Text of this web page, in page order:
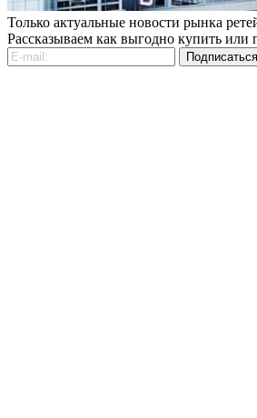
Только актуальные новости рынка
Рассказываем как выгодно купить или